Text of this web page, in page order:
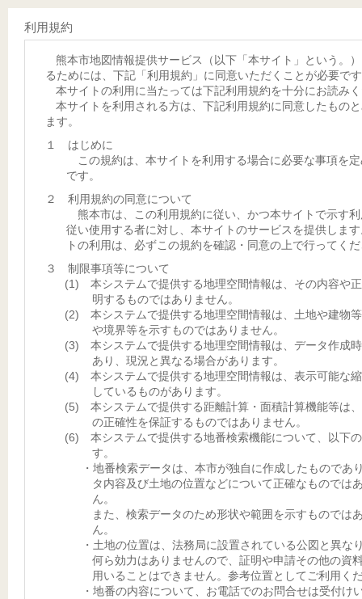
利用規約
熊本市地図情報提供サービス（以下「本サイト」という。
るためには、下記「利用規約」に同意いただくことが必要です
本サイトの利用に当たっては下記利用規約を十分にお読み
本サイトを利用される方は、下記利用規約に同意したもの
ます。
１ はじめに
この規約は、本サイトを利用する場合に必要な事項を
です。
２ 利用規約の同意について
熊本市は、この利用規約に従い、かつ本サイトで示す
従い使用する者に対し、本サイトのサービスを提供しま
トの利用は、必ずこの規約を確認・同意の上で行ってく
３ 制限事項等について
(1) 本システムで提供する地理空間情報は、その内容や
明するものではありません。
(2) 本システムで提供する地理空間情報は、土地や建物
や境界等を示すものではありません。
(3) 本システムで提供する地理空間情報は、データ作成
あり、現況と異なる場合があります。
(4) 本システムで提供する地理空間情報は、表示可能な
しているものがあります。
(5) 本システムで提供する距離計算・面積計算機能等は
の正確性を保証するものではありません。
(6) 本システムで提供する地番検索機能について、以下
す。
・地番検索データは、本市が独自に作成したものであ
タ内容及び土地の位置などについて正確なものでは
ん。
また、検索データのため形状や範囲を示すものでは
ん。
・土地の位置は、法務局に設置されている公図と異な
何ら効力はありませんので、証明や申請その他の資
用いることはできません。参考位置としてご利用く
・地番の内容について、お電話でのお問合せは受付け